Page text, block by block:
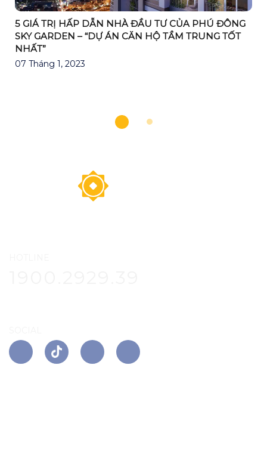
5 GIÁ TRỊ HẤP DẪN NHÀ ĐẦU TƯ CỦA PHÚ ĐÔNG
SKY GARDEN – “DỰ ÁN CĂN HỘ TẦM TRUNG TỐT
NHẤT”
07 Tháng 1, 2023